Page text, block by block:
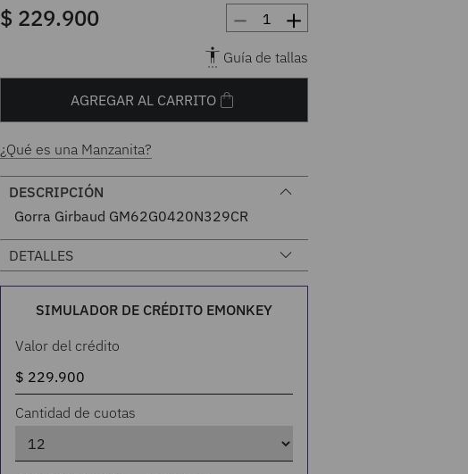
$ 229.900 ＋
－
Guía de tallas
AGREGAR AL CARRITO
¿Qué es una Manzanita?
DESCRIPCIÓN
Gorra Girbaud GM62G0420N329CR
DETALLES
SIMULADOR DE CRÉDITO EMONKEY
Valor del crédito
Cantidad de cuotas